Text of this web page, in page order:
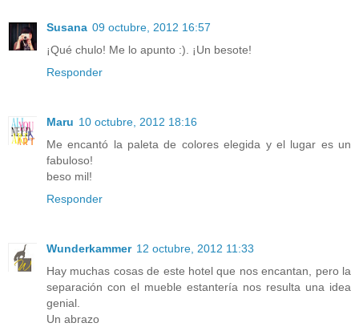
Susana 09 octubre, 2012 16:57
¡Qué chulo! Me lo apunto :). ¡Un besote!
Responder
Maru 10 octubre, 2012 18:16
Me encantó la paleta de colores elegida y el lugar es un
fabuloso!
beso mil!
Responder
Wunderkammer 12 octubre, 2012 11:33
Hay muchas cosas de este hotel que nos encantan, pero la
separación con el mueble estantería nos resulta una idea
genial.
Un abrazo